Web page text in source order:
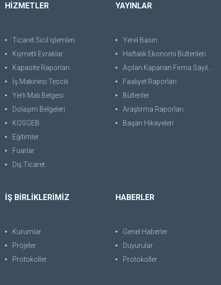
HİZMETLER
Ticaret Sicil işlemleri
Kıymetli Evraklar
Kapasite Raporları
İş Makinesi Tescili
Yerli Malı Belgesi
Dolaşım Belgeleri
KOSGEB
Eğitimler
Fuarlar
Dış Ticaret
YAYINLAR
Yerel Basın
Haftalık Ekonomi Bültenleri
Açılan Kapanan Firma Sayıları
Faaliyet Raporları
Bültenler
Araştırma Raporları
Başarı Hikayeleri
İŞ BİRLİKLERİMİZ
Kurumlar
Projeler
Protokoller
HABERLER
Genel Haberler
Duyurular
Protokoller